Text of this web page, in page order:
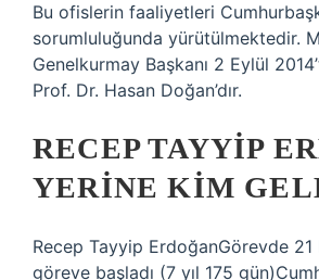
Bu ofislerin faaliyetleri
sorumluluğunda yürütülmektedir.
Genelkurmay Başkanı 2 Eylül
Prof. Dr. Hasan Doğan’dır.
RECEP TAYYIP
YERINE KIM
Recep Tayyip ErdoğanGörevde 21
göreve başladı (7 yıl 175